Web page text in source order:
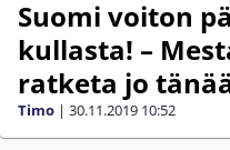
Suomi voiton
kullasta! –
ratketa jo
Timo | 30.11.2019 10:52